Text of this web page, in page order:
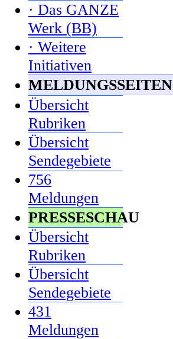
· Das GANZE
Werk (BB)
· Weitere
Initiativen
MELDUNGSSEITEN
Übersicht
Rubriken
Übersicht
Sendegebiete
756
Meldungen
PRESSESCHAU
Übersicht
Rubriken
Übersicht
Sendegebiete
431
Meldungen